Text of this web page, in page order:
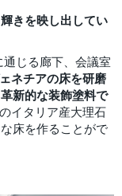
きを映し出してい
じる廊下、会議室
ネチアの床を研磨
新的な装飾塗料で
イタリア産大理石
床を作ることがで